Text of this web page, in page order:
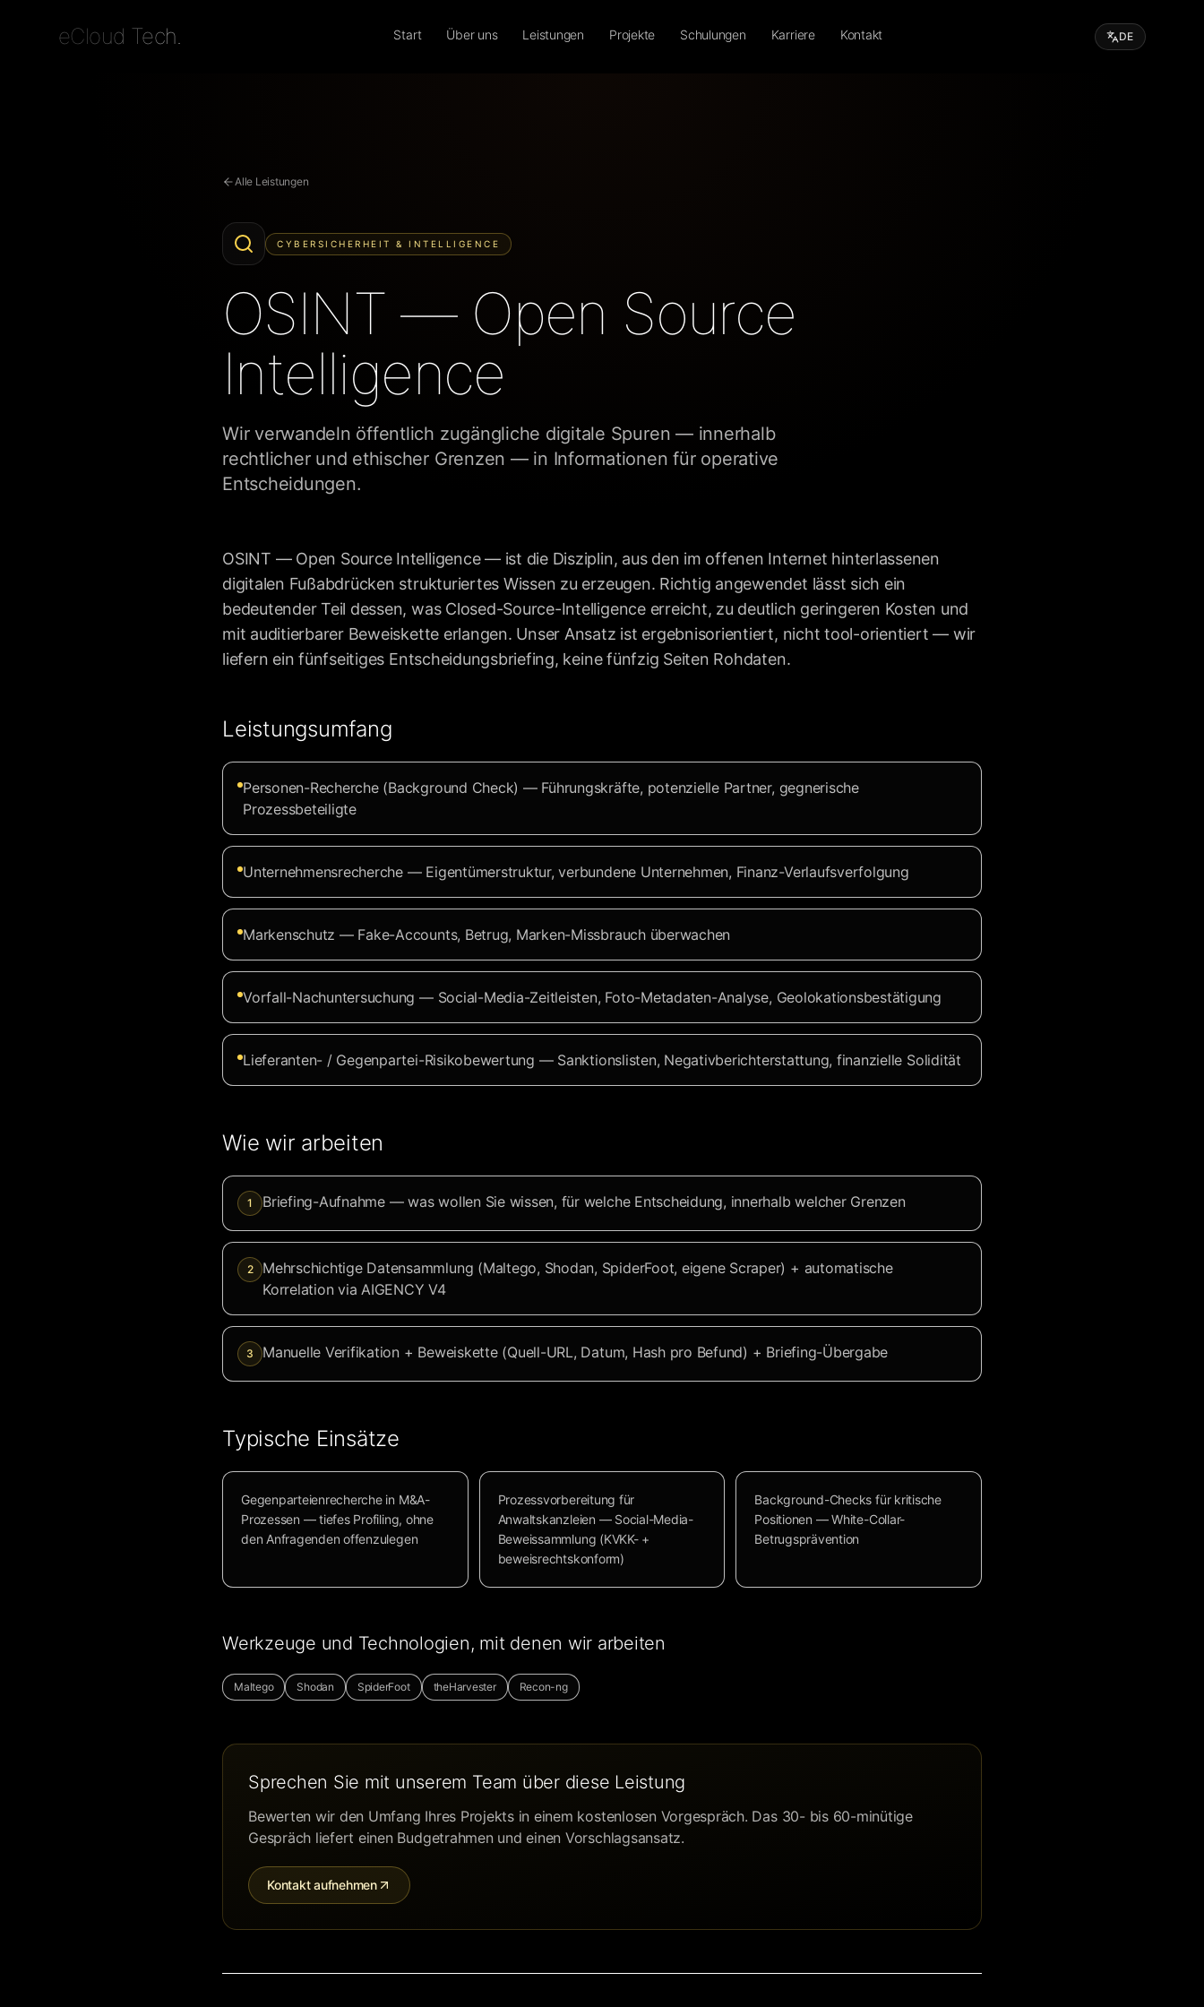
eCloud Tech. Start Über uns Leistungen Projekte Schulungen Karriere Kontakt DE
Alle Leistungen
CYBERSICHERHEIT & INTELLIGENCE
OSINT — Open Source
Intelligence
Wir verwandeln öffentlich zugängliche digitale Spuren — innerhalb
rechtlicher und ethischer Grenzen — in Informationen für operative
Entscheidungen.
OSINT — Open Source Intelligence — ist die Disziplin, aus den im offenen Internet hinterlassenen
digitalen Fußabdrücken strukturiertes Wissen zu erzeugen. Richtig angewendet lässt sich ein
bedeutender Teil dessen, was Closed-Source-Intelligence erreicht, zu deutlich geringeren Kosten und
mit auditierbarer Beweiskette erlangen. Unser Ansatz ist ergebnisorientiert, nicht tool-orientiert — wir
liefern ein fünfseitiges Entscheidungsbriefing, keine fünfzig Seiten Rohdaten.
Leistungsumfang
Personen-Recherche (Background Check) — Führungskräfte, potenzielle Partner, gegnerische
Prozessbeteiligte
Unternehmensrecherche — Eigentümerstruktur, verbundene Unternehmen, Finanz-Verlaufsverfolgung
Markenschutz — Fake-Accounts, Betrug, Marken-Missbrauch überwachen
Vorfall-Nachuntersuchung — Social-Media-Zeitleisten, Foto-Metadaten-Analyse, Geolokationsbestätigung
Lieferanten- / Gegenpartei-Risikobewertung — Sanktionslisten, Negativberichterstattung, finanzielle Solidität
Wie wir arbeiten
1 Briefing-Aufnahme — was wollen Sie wissen, für welche Entscheidung, innerhalb welcher Grenzen
2
Mehrschichtige Datensammlung (Maltego, Shodan, SpiderFoot, eigene Scraper) + automatische
Korrelation via AIGENCY V4
3 Manuelle Verifikation + Beweiskette (Quell-URL, Datum, Hash pro Befund) + Briefing-Übergabe
Typische Einsätze
Gegenparteienrecherche in M&A-
Prozessen — tiefes Profiling, ohne
den Anfragenden offenzulegen
Prozessvorbereitung für
Anwaltskanzleien — Social-Media-
Beweissammlung (KVKK- +
beweisrechtskonform)
Background-Checks für kritische
Positionen — White-Collar-
Betrugsprävention
Werkzeuge und Technologien, mit denen wir arbeiten
Maltego Shodan SpiderFoot theHarvester Recon-ng
Sprechen Sie mit unserem Team über diese Leistung
Bewerten wir den Umfang Ihres Projekts in einem kostenlosen Vorgespräch. Das 30- bis 60-minütige
Gespräch liefert einen Budgetrahmen und einen Vorschlagsansatz.
Kontakt aufnehmen